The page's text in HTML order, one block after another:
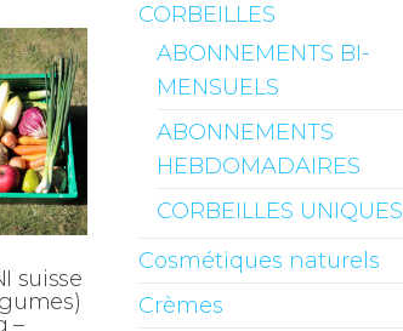
suisse
–
CORBEILLES
ABONNEMENTS BI-
MENSUELS
ABONNEMENTS
HEBDOMADAIRES
CORBEILLES UNIQUES
Cosmétiques naturels
Crèmes